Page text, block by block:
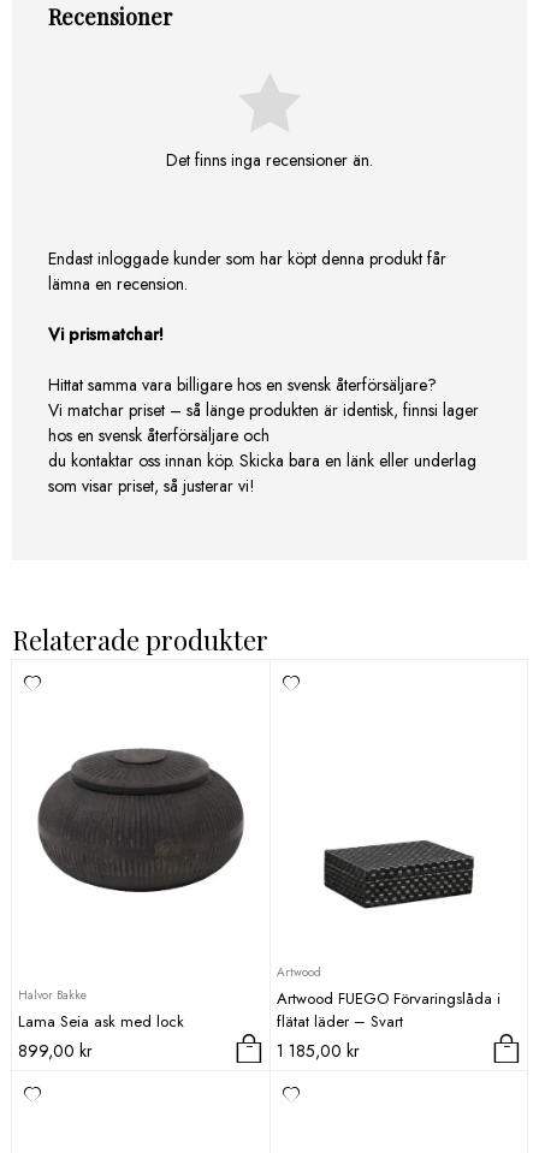
Recensioner
Det finns inga recensioner än.
Endast inloggade kunder som har köpt denna produkt får
lämna en recension.
Vi prismatchar!
Hittat samma vara billigare hos en svensk återförsäljare?
Vi matchar priset – så länge produkten är identisk, finnsi lager
hos en svensk återförsäljare och
du kontaktar oss innan köp. Skicka bara en länk eller underlag
som visar priset, så justerar vi!
Relaterade produkter
Halvor Bakke
Lama Seia ask med lock
899,00 kr
Artwood
Artwood FUEGO Förvaringslåda i
flätat läder – Svart
1 185,00 kr